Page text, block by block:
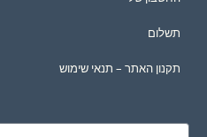
תשלום
תקנון האתר – תנאי שימוש